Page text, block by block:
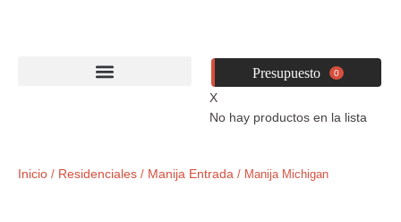
0
X
No hay productos en la lista
Inicio / Residenciales / Manija Entrada / Manija Michigan